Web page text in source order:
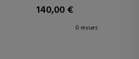
140,00 €
0 revues